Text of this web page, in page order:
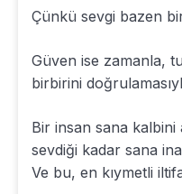
Çünkü sevgi bazen
Güven ise zamanla,
birbirini
Bir insan sana kalbini
sevdiği kadar sana
Ve bu, en kıymetli